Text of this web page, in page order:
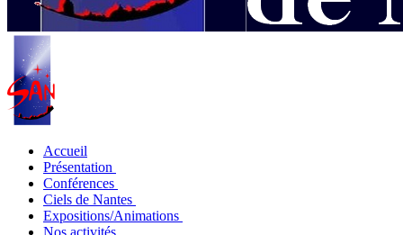
Accueil
Présentation
Conférences
Ciels de Nantes
Expositions/Animations
Nos activités